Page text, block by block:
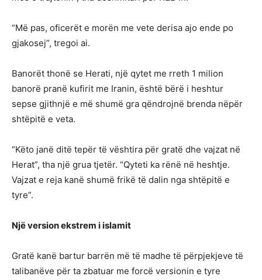
“Më pas, oficerët e morën me vete derisa ajo ende po
gjakosej”, tregoi ai.
Banorët thonë se Herati, një qytet me rreth 1 milion
banorë pranë kufirit me Iranin, është bërë i heshtur
sepse gjithnjë e më shumë gra qëndrojnë brenda nëpër
shtëpitë e veta.
“Këto janë ditë tepër të vështira për gratë dhe vajzat në
Herat”, tha një grua tjetër. “Qyteti ka rënë në heshtje.
Vajzat e reja kanë shumë frikë të dalin nga shtëpitë e
tyre”.
Një version ekstrem i islamit
Gratë kanë bartur barrën më të madhe të përpjekjeve të
talibanëve për ta zbatuar me forcë versionin e tyre